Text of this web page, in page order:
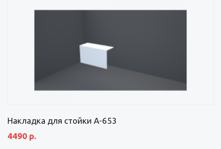
Накладка для стойки А-653
4490 р.